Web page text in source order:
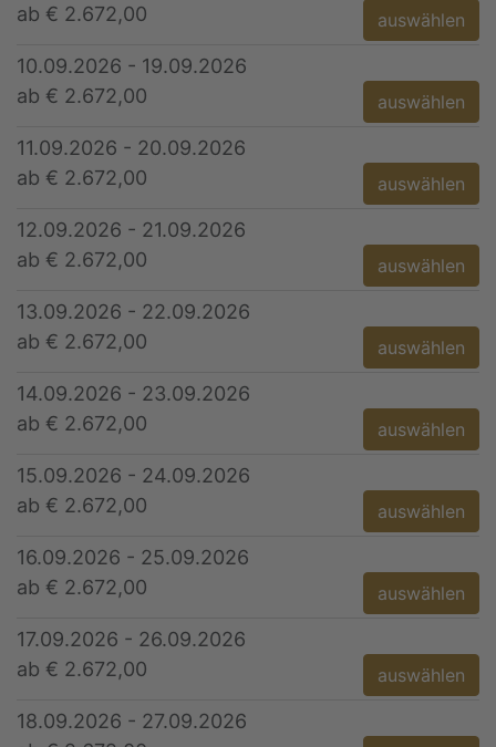
ab € 2.672,00
auswählen
10.09.2026 - 19.09.2026
ab € 2.672,00
auswählen
11.09.2026 - 20.09.2026
ab € 2.672,00
auswählen
12.09.2026 - 21.09.2026
ab € 2.672,00
auswählen
13.09.2026 - 22.09.2026
ab € 2.672,00
auswählen
14.09.2026 - 23.09.2026
ab € 2.672,00
auswählen
15.09.2026 - 24.09.2026
ab € 2.672,00
auswählen
16.09.2026 - 25.09.2026
ab € 2.672,00
auswählen
17.09.2026 - 26.09.2026
ab € 2.672,00
auswählen
18.09.2026 - 27.09.2026